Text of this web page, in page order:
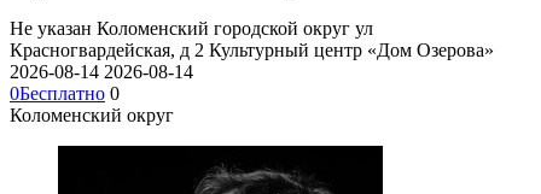
Не указан Коломенский городской округ ул
Красногвардейская, д 2 Культурный центр «Дом Озерова»
2026-08-14 2026-08-14
0Бесплатно 0
Коломенский округ